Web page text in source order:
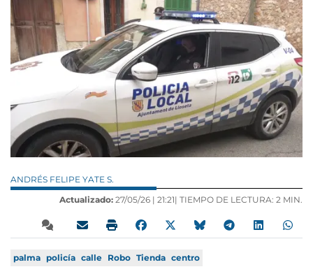
ANDRÉS FELIPE YATE S.
Actualizado: 27/05/26 | 21:21| TIEMPO DE LECTURA: 2 MIN.
palma policía calle Robo Tienda centro